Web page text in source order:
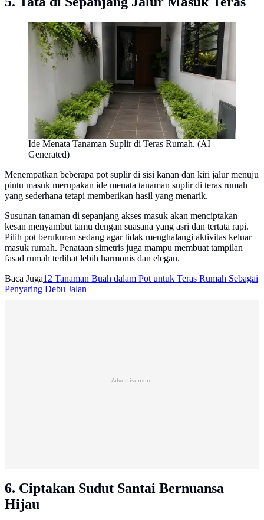
Ide Menata Tanaman Suplir di Teras Rumah. (AI
Generated)
Menempatkan beberapa pot suplir di sisi kanan dan kiri jalur menuju
pintu masuk merupakan ide menata tanaman suplir di teras rumah
yang sederhana tetapi memberikan hasil yang menarik.
Susunan tanaman di sepanjang akses masuk akan menciptakan
kesan menyambut tamu dengan suasana yang asri dan tertata rapi.
Pilih pot berukuran sedang agar tidak menghalangi aktivitas keluar
masuk rumah. Penataan simetris juga mampu membuat tampilan
fasad rumah terlihat lebih harmonis dan elegan.
Baca Juga12 Tanaman Buah dalam Pot untuk Teras Rumah Sebagai
Penyaring Debu Jalan
Advertisement
6. Ciptakan Sudut Santai Bernuansa
Hijau